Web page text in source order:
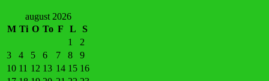
august 2026
M Ti O To F L
S
1
2
3
4 5 6 7 8
9
10 11 12 13 14 15 16